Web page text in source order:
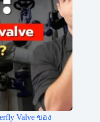
Valve ของ